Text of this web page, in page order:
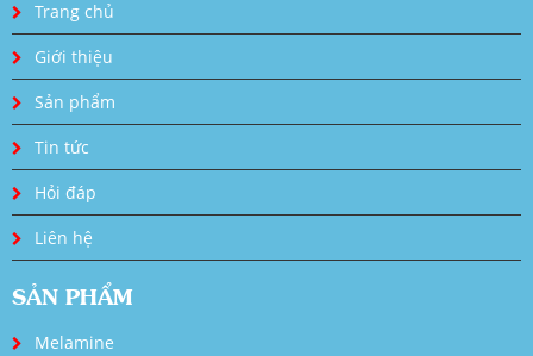
Trang chủ
Giới thiệu
Sản phẩm
Tin tức
Hỏi đáp
Liên hệ
SẢN PHẨM
Melamine